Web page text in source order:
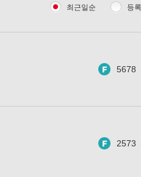
최근일순 등
5678
2573